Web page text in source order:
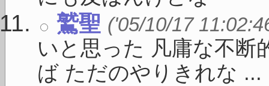
鷲聖 ('05/10/17
いと思った 凡庸な不断
ば ただのやりきれな ...